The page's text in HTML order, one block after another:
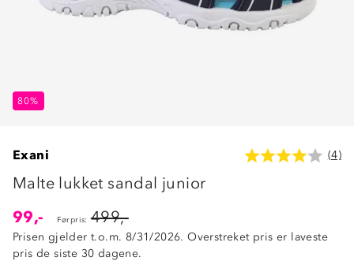
80%
Exani (4)
Malte lukket sandal junior
99,-
Førpris: 499,-
Prisen gjelder t.o.m. 8/31/2026. Overstreket pris er laveste
pris de siste 30 dagene.